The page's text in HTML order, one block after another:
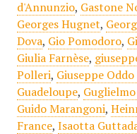
d'Annunzio, Gastone
Georges Hugnet,
Dova, Gio Pomodoro,
Giulia Farnèse,
Polleri, Giuseppe
Guadeloupe,
Guido Marangoni,
France, Isaotta